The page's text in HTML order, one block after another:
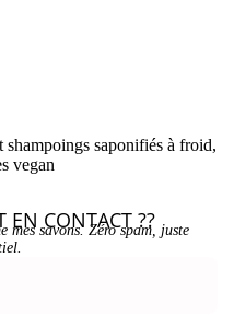
EN CONTACT ??
mes savons. Zéro spam, juste